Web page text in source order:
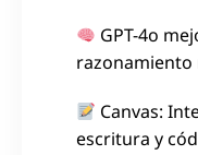
GPT-4o
Canvas:
escritura y